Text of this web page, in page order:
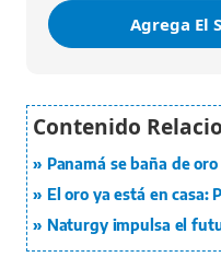
Agrega El
Panamá se baña de
El oro ya está en casa:
Naturgy impulsa el